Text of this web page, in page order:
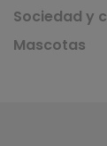
Sociedad y
Mascotas